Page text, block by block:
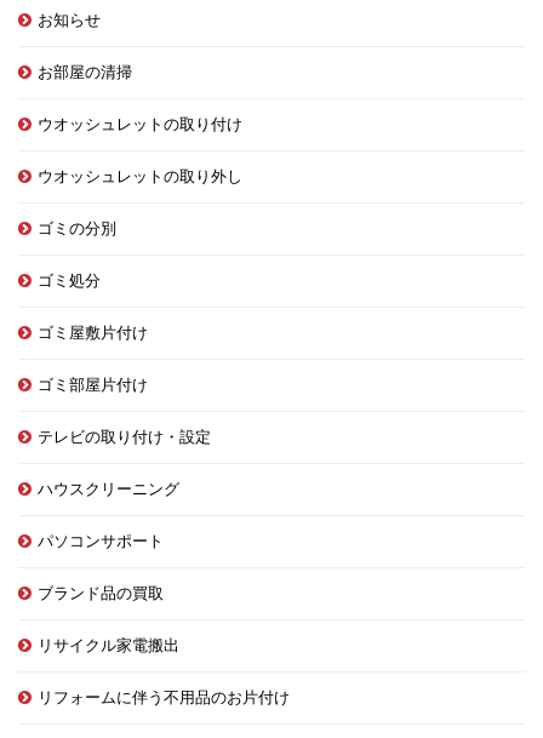
お知らせ
お部屋の清掃
ウオッシュレットの取り付け
ウオッシュレットの取り外し
ゴミの分別
ゴミ処分
ゴミ屋敷片付け
ゴミ部屋片付け
テレビの取り付け・設定
ハウスクリーニング
パソコンサポート
ブランド品の買取
リサイクル家電搬出
リフォームに伴う不用品のお片付け